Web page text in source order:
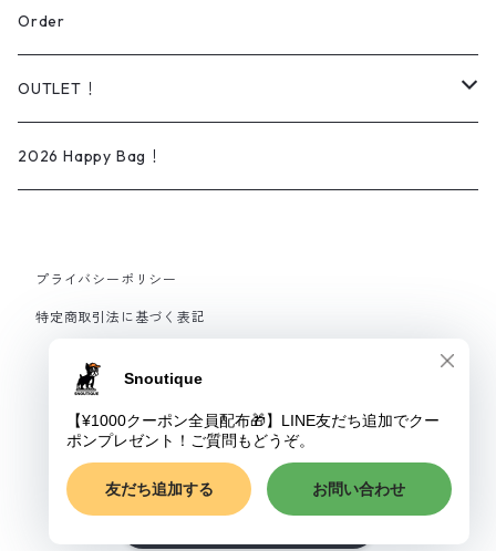
シューズ
ソックス
タオル
スタイ
インテリア
ブランケット
リアルデザイン
オーダー可能商品
イラスト/ペイントアート
Wear
Daily wear
Rain wear
Dog lead＆Harness
Bed
Order
OUTLET！
iPhone ケース
2026 Happy Bag！
プライバシーポリシー
特定商取引法に基づく表記